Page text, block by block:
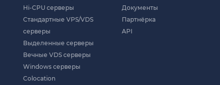
Hi-CPU серверы
Стандартные VPS/VDS
серверы
Выделенные серверы
Вечные VDS серверы
Windows серверы
Colocation
Документы
Партнёрка
API